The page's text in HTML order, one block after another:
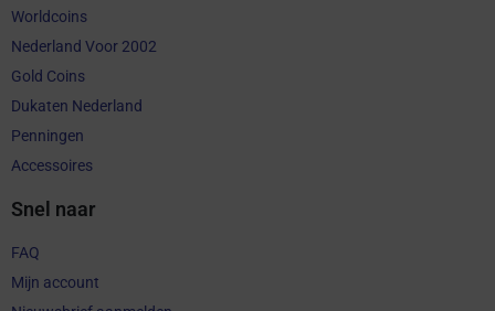
Worldcoins
Nederland Voor 2002
Gold Coins
Dukaten Nederland
Penningen
Accessoires
Snel naar
FAQ
Mijn account